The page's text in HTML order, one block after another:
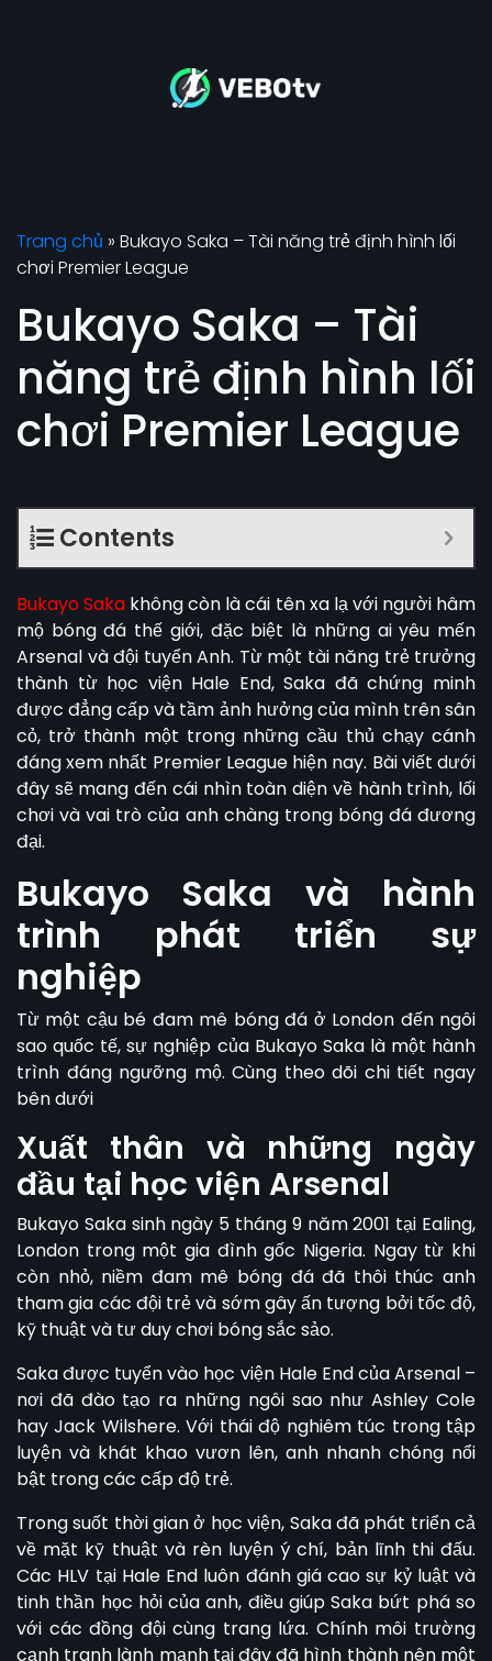
Trang chủ » Bukayo Saka – Tài năng trẻ định hình lối
chơi Premier League
Bukayo Saka – Tài
năng trẻ định hình lối
chơi Premier League
Contents
Bukayo Saka không còn là cái tên xa lạ với người hâm
mộ bóng đá thế giới, đặc biệt là những ai yêu mến
Arsenal và đội tuyển Anh. Từ một tài năng trẻ trưởng
thành từ học viện Hale End, Saka đã chứng minh
được đẳng cấp và tầm ảnh hưởng của mình trên sân
cỏ, trở thành một trong những cầu thủ chạy cánh
đáng xem nhất Premier League hiện nay. Bài viết dưới
đây sẽ mang đến cái nhìn toàn diện về hành trình, lối
chơi và vai trò của anh chàng trong bóng đá đương
đại.
Bukayo Saka và hành
trình phát triển sự
nghiệp
Từ một cậu bé đam mê bóng đá ở London đến ngôi
sao quốc tế, sự nghiệp của Bukayo Sakalà một hành
trình đáng ngưỡng mộ. Cùng theo dõi chi tiết ngay
bên dưới
Xuất thân và những ngày
đầu tại học viện Arsenal
Bukayo Saka sinh ngày 5 tháng 9 năm 2001 tại Ealing,
London trong một gia đình gốc Nigeria. Ngay từ khi
còn nhỏ, niềm đam mê bóng đá đã thôi thúc anh
tham gia các đội trẻ và sớm gây ấn tượng bởi tốc độ,
kỹ thuật và tư duy chơi bóng sắc sảo.
Saka được tuyển vào học viện Hale End của Arsenal –
nơi đã đào tạo ra những ngôi sao như Ashley Cole
hay Jack Wilshere. Với thái độ nghiêm túc trong tập
luyện và khát khao vươn lên, anh nhanh chóng nổi
bật trong các cấp độ trẻ.
Trong suốt thời gian ở học viện, Saka đã phát triển cả
về mặt kỹ thuật và rèn luyện ý chí, bản lĩnh thi đấu.
Các HLV tại Hale End luôn đánh giá cao sự kỷ luật và
tinh thần học hỏi của anh, điều giúp Saka bứt phá so
với các đồng đội cùng trang lứa. Chính môi trường
cạnh tranh lành mạnh tại đây đã hình thành nên một